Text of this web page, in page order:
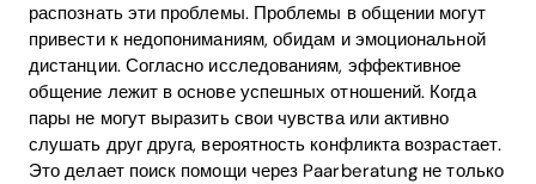
распознать эти проблемы. Проблемы в общении могут
привести к недопониманиям, обидам и эмоциональной
дистанции. Согласно исследованиям, эффективное
общение лежит в основе успешных отношений. Когда
пары не могут выразить свои чувства или активно
слушать друг друга, вероятность конфликта возрастает.
Это делает поиск помощи через Paarberatung не только